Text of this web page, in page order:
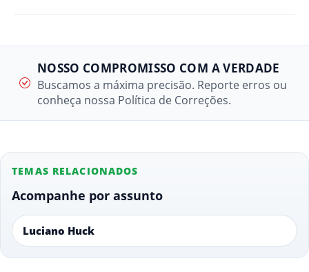
NOSSO COMPROMISSO COM A VERDADE
Buscamos a máxima precisão. Reporte erros ou
conheça nossa Política de Correções.
TEMAS RELACIONADOS
Acompanhe por assunto
Luciano Huck